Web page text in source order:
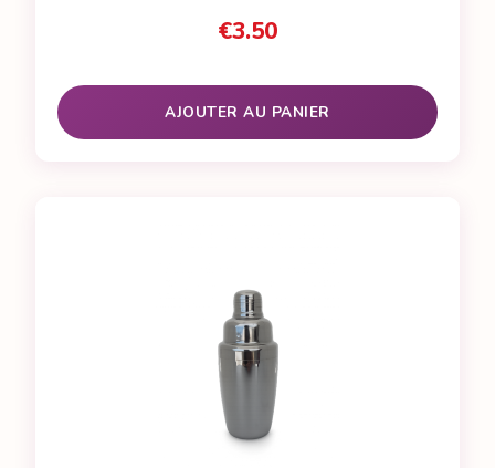
€3.50
AJOUTER AU PANIER